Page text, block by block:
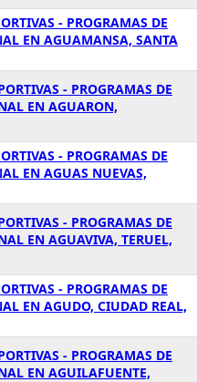
- PROGRAMAS DE
EN AGUAMANSA, SANTA
- PROGRAMAS DE
EN AGUARON,
- PROGRAMAS DE
EN AGUAS NUEVAS,
- PROGRAMAS DE
EN AGUAVIVA, TERUEL,
- PROGRAMAS DE
EN AGUDO, CIUDAD REAL,
- PROGRAMAS DE
EN AGUILAFUENTE,